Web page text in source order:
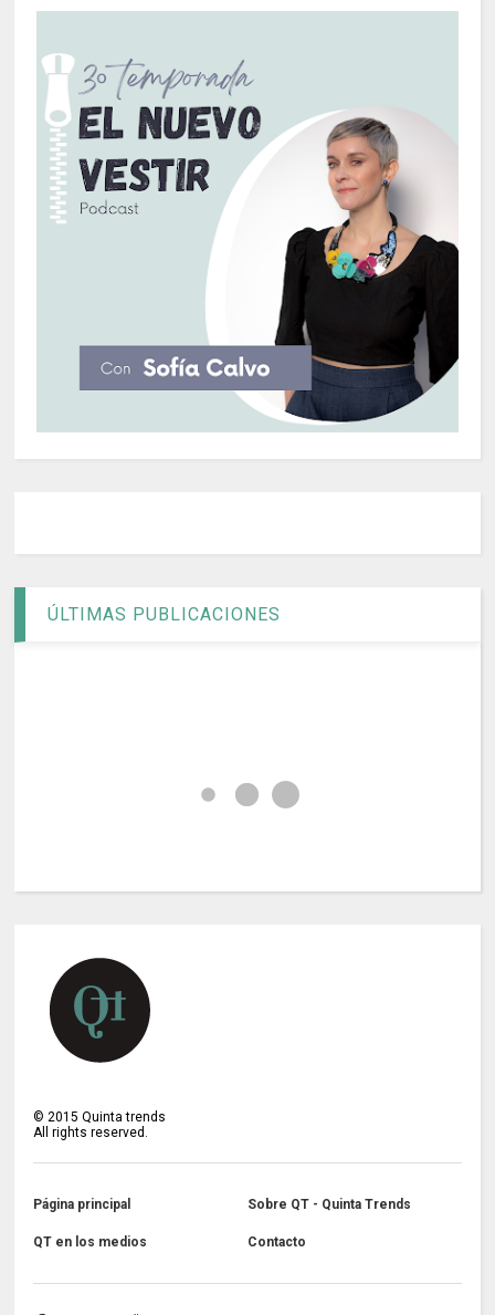
ÚLTIMAS PUBLICACIONES
© 2015 Quinta trends
All rights reserved.
Página principal Sobre QT - Quinta Trends
QT en los medios Contacto